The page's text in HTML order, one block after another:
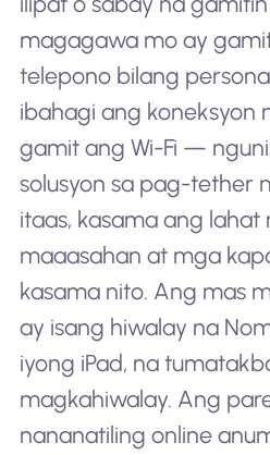
magagawa mo ay
telepono bilang
ibahagi ang koneksyon
gamit ang Wi-Fi —
solusyon sa pag-tether
itaas, kasama ang
maaasahan at mga
kasama nito. Ang mas
ay isang hiwalay na
iyong iPad, na
magkahiwalay. Ang
nananatiling online